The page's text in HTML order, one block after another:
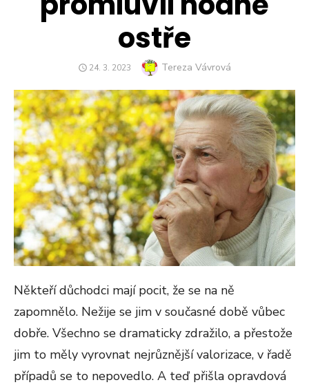
ostře
POSTED
24. 3. 2023 Author
Tereza Vávrová
Někteří důchodci mají pocit, že se na ně
zapomnělo. Nežije se jim v současné době vůbec
dobře. Všechno se dramaticky zdražilo, a přestože
jim to měly vyrovnat nejrůznější valorizace, v řadě
případů se to nepovedlo. A teď přišla opravdová